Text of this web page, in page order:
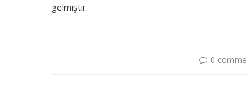
gelmiştir.
0